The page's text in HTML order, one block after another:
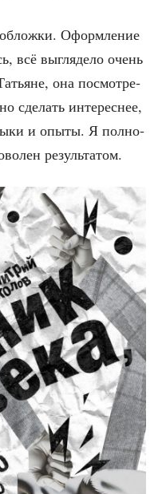
Оформ­ле­ние
всё выгля­де­ло очень
она посмот­ре­
сде­лать инте­рес­нее,
и опы­ты. Я пол­но­
результатом.